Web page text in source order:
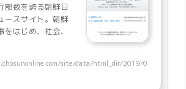
部数を誇る朝鮮日
ースサイト。朝鮮
をはじめ、社会、
site/data/html_dir/2019/0